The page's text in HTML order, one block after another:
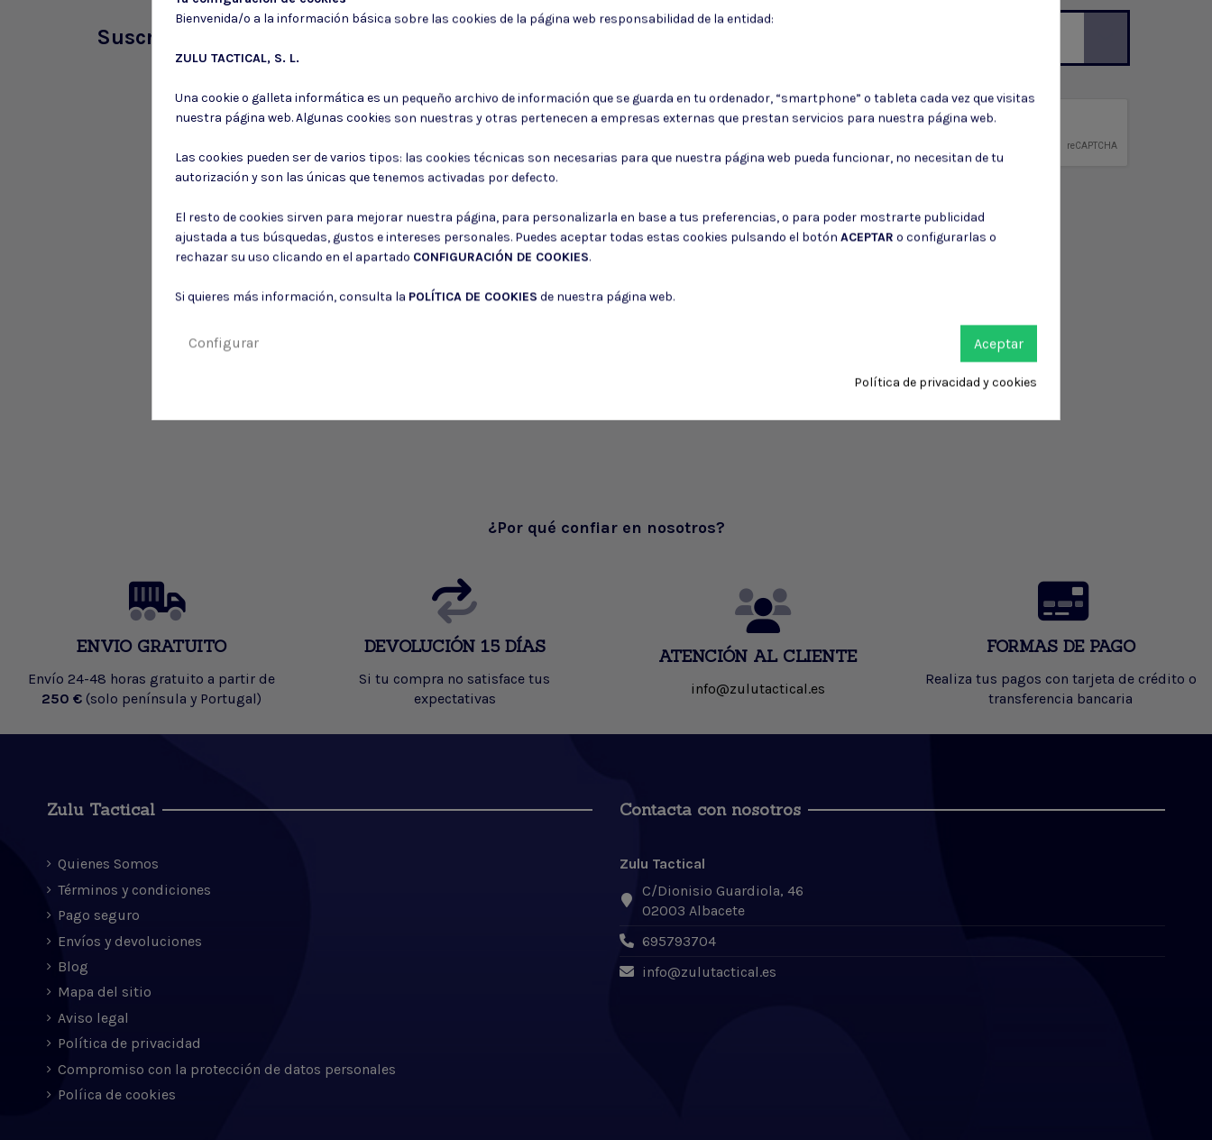
Suscríbete a nuestro boletín
Consiento el uso de mis datos para los fines indicados en laPolítica de privacidad
¿Por qué confiar en nosotros?
ENVIO GRATUITO
Envío 24-48 horas gratuito a partir de
250 € (solo península y Portugal)
DEVOLUCIÓN 15 DÍAS
Si tu compra no satisface tus
expectativas
ATENCIÓN AL CLIENTE
info@zulutactical.es
FORMAS DE PAGO
Realiza tus pagos con tarjeta de crédito o
transferencia bancaria
Zulu Tactical
Quienes Somos
Términos y condiciones
Pago seguro
Envíos y devoluciones
Blog
Mapa del sitio
Aviso legal
Política de privacidad
Compromiso con la protección de datos personales
Políica de cookies
Contacta con nosotros
Zulu Tactical
C/Dionisio Guardiola, 46
02003 Albacete
695793704
info@zulutactical.es
Bienvenida/o a la información básica sobre las cookies de la página web responsabilidad de la entidad:
ZULU TACTICAL, S. L.
Una cookie o galleta informática es un pequeño archivo de información que se guarda en tu ordenador, “smartphone” o tableta cada vez que visitas
nuestra página web. Algunas cookies son nuestras y otras pertenecen a empresas externas que prestan servicios para nuestra página web.
Las cookies pueden ser de varios tipos: las cookies técnicas son necesarias para que nuestra página web pueda funcionar, no necesitan de tu
autorización y son las únicas que tenemos activadas por defecto.
El resto de cookies sirven para mejorar nuestra página, para personalizarla en base a tus preferencias, o para poder mostrarte publicidad
ajustada a tus búsquedas, gustos e intereses personales. Puedes aceptar todas estas cookies pulsando el botón ACEPTAR o configurarlas o
rechazar su uso clicando en el apartado CONFIGURACIÓN DE COOKIES.
Si quieres más información, consulta la POLÍTICA DE COOKIES de nuestra página web.
Aceptar
Configurar
Política de privacidad y cookies